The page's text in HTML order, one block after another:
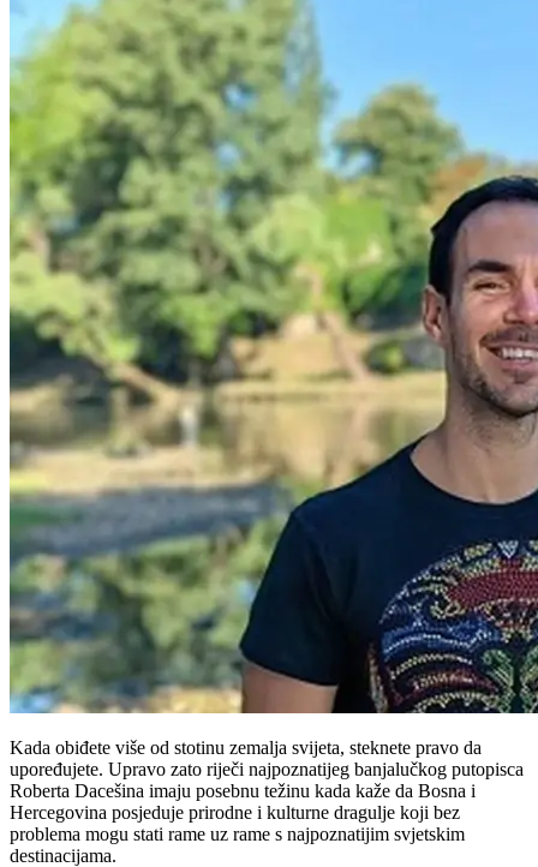
Kada obiđete više od stotinu zemalja svijeta, steknete pravo da
upoređujete. Upravo zato riječi najpoznatijeg banjalučkog putopisca
Roberta Dacešina imaju posebnu težinu kada kaže da Bosna i
Hercegovina posjeduje prirodne i kulturne dragulje koji bez
problema mogu stati rame uz rame s najpoznatijim svjetskim
destinacijama.